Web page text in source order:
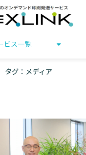
ビス一覧
タグ：メディア